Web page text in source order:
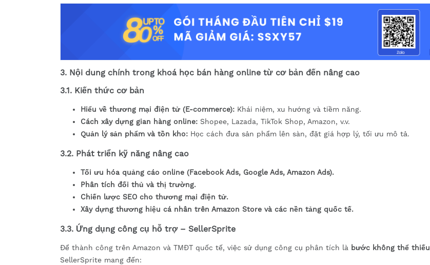
3. Nội dung chính trong khoá học bán hàng online từ cơ bản đến nâng cao
3.1. Kiến thức cơ bản
Hiểu về thương mại điện tử (E-commerce): Khái niệm, xu hướng và tiềm năng.
Cách xây dựng gian hàng online: Shopee, Lazada, TikTok Shop, Amazon, v.v.
Quản lý sản phẩm và tồn kho: Học cách đưa sản phẩm lên sàn, đặt giá hợp lý, tối ưu mô tả.
3.2. Phát triển kỹ năng nâng cao
Tối ưu hóa quảng cáo online (Facebook Ads, Google Ads, Amazon Ads).
Phân tích đối thủ và thị trường.
Chiến lược SEO cho thương mại điện tử.
Xây dựng thương hiệu cá nhân trên Amazon Store và các nền tảng quốc tế.
3.3. Ứng dụng công cụ hỗ trợ – SellerSprite
Để thành công trên Amazon và TMĐT quốc tế, việc sử dụng công cụ phân tích là bước không thể thiếu
SellerSprite mang đến: